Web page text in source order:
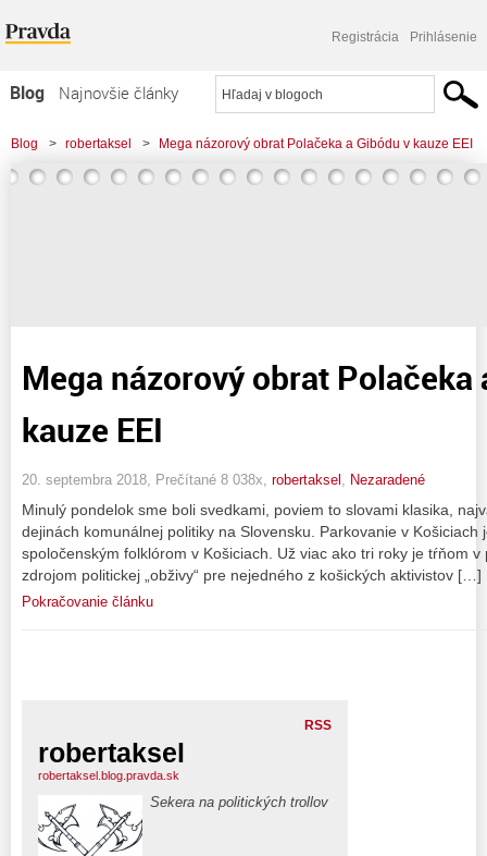
Registrácia Prihlásenie
Blog
Najnovšie články
Najčítanejšie články
Najkomentovanejšie články
Blog > robertaksel > Mega názorový obrat Polačeka a Gibódu v kauze EEI
Mega názorový obrat Polačeka
kauze EEI
20. septembra 2018, Prečítané 8 038x, robertaksel Nezaradené
Minulý pondelok sme boli svedkami, poviem to slovami klasika,
dejinách komunálnej politiky na Slovensku. Parkovanie v Košiciach
spoločenským folklórom v Košiciach. Už viac ako tri roky je tŕňom
zdrojom politickej „obživy“ pre nejedného z košických aktivistov […]
Pokračovanie článku
RSS
robertaksel
robertaksel.blog.pravda.sk
Sekera na politických trollov